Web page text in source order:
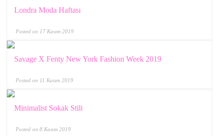
Londra Moda Haftası
Posted on 17 Kasım 2019
Savage X Fenty New York Fashion Week 2019
Posted on 11 Kasım 2019
Minimalist Sokak Stili
Posted on 8 Kasım 2019